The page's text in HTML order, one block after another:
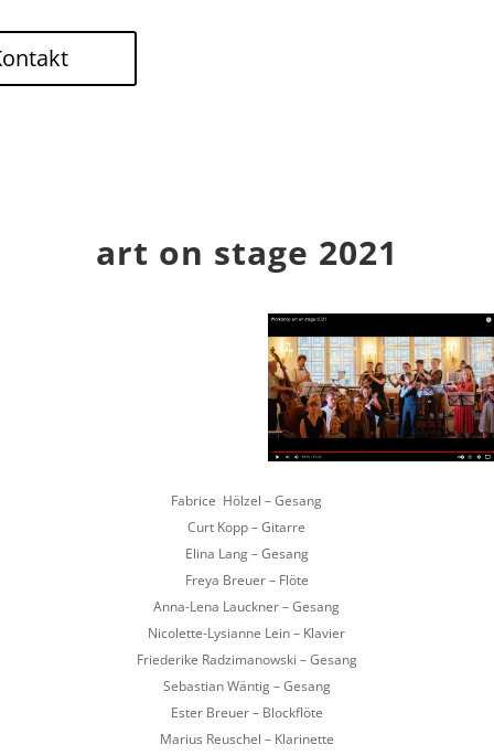
art on stage 2021
Fabrice Hölzel – Gesang
Curt Kopp – Gitarre
Elina Lang – Gesang
Freya Breuer – Flöte
Anna-Lena Lauckner – Gesang
Nicolette-Lysianne Lein – Klavier
Friederike Radzimanowski – Gesang
Sebastian Wäntig – Gesang
Ester Breuer – Blockflöte
Marius Reuschel – Klarinette